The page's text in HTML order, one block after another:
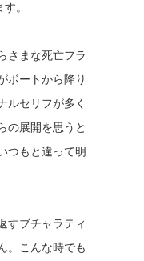
。
さまな死亡フラ
ボートから降り
ルセリフが多く
の展開を思うと
つもと違って明
すブチャラティ
こんな時でも